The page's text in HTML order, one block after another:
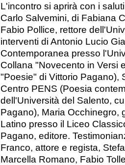
L'incontro si aprirà con i
Carlo Salvemini, di Fabiana
Fabio Pollice, rettore
interventi di Antonio Lucio
Contemporanea presso
Collana "Novecento in Versi
"Poesie" di Vittorio Pagano),
Centro PENS (Poesia
dell'Università del Salento,
Pagano), Maria Occhinegro,
Latino presso il Liceo
Pagano, editore.
Franco, attore e regista,
Marcella Romano, Fabio